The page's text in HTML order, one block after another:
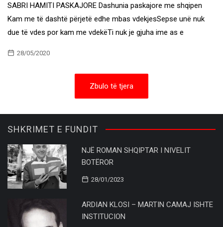
SABRI HAMITI PASKAJORE Dashunia paskajore me shqipen
Kam me të dashtë përjetë edhe mbas vdekjesSepse unë nuk
due të vdes por kam me vdekëTi nuk je gjuha ime as e
28/05/2020
Zbulo të tjera
SHKRIMET E FUNDIT
NJË ROMAN SHQIPTAR I NIVELIT
BOTËROR
28/01/2023
ARDIAN KLOSI – MARTIN CAMAJ ISHTE
INSTITUCION